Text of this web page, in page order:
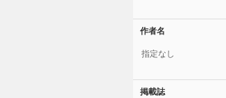
作者名
指定なし
掲載誌